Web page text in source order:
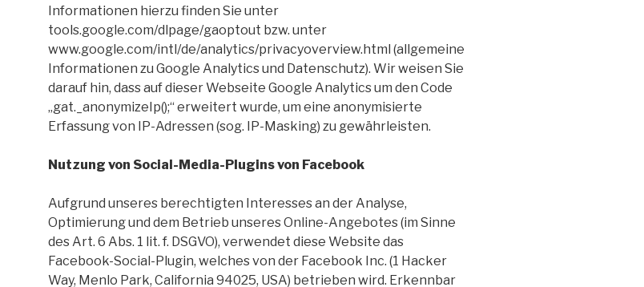
Informationen hierzu finden Sie unter
tools.google.com/dlpage/gaoptout bzw. unter
www.google.com/intl/de/analytics/privacyoverview.html (allgemeine
Informationen zu Google Analytics und Datenschutz). Wir weisen Sie
darauf hin, dass auf dieser Webseite Google Analytics um den Code
„gat._anonymizeIp();“ erweitert wurde, um eine anonymisierte
Erfassung von IP-Adressen (sog. IP-Masking) zu gewährleisten.
Nutzung von Social-Media-Plugins von Facebook
Aufgrund unseres berechtigten Interesses an der Analyse,
Optimierung und dem Betrieb unseres Online-Angebotes (im Sinne
des Art. 6 Abs. 1 lit. f. DSGVO), verwendet diese Website das
Facebook-Social-Plugin, welches von der Facebook Inc. (1 Hacker
Way, Menlo Park, California 94025, USA) betrieben wird. Erkennbar